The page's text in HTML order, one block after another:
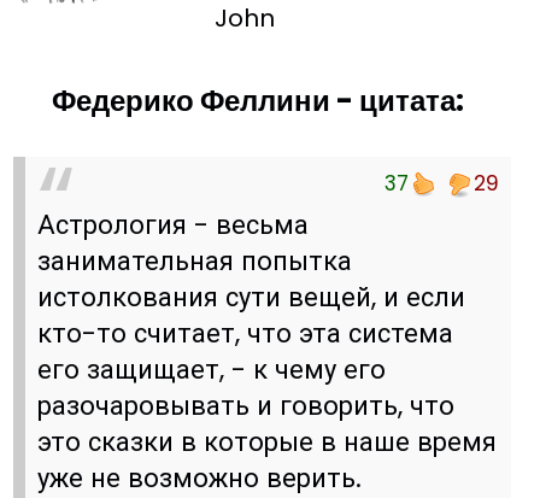
John
Федерико Феллини - цитата:
37 29
Астрология - весьма
занимательная попытка
истолкования сути вещей, и если
кто-то считает, что эта система
его защищает, - к чему его
разочаровывать и говорить, что
это сказки в которые в наше время
уже не возможно верить.